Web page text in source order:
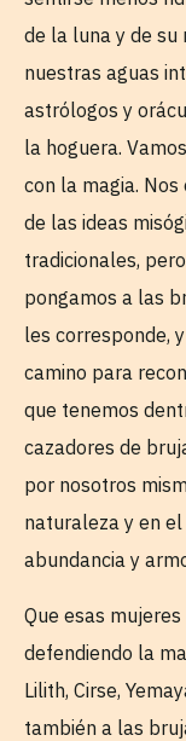
de la luna y de su
nuestras aguas
astrólogos y
la hoguera.
con la magia.
de las ideas
tradicionales,
pongamos a las
les corresponde,
camino para
que tenemos
cazadores de
por nosotros
naturaleza y en
abundancia y
Que esas
defendiendo la
Lilith, Cirse,
también a las